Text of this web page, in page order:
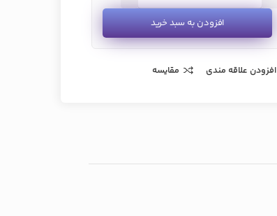
افزودن به سبد خرید
افزودن علاقه مندی مقایسه